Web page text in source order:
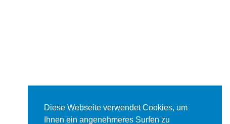
Diese Webseite verwendet Cookies, um
Ihnen ein angenehmeres Surfen zu